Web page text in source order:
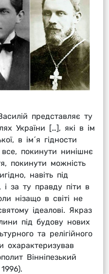
представляє ту
України […], які в ім
в ім´я гідности
покинути нинішнє
покинути можність
навіть під
за ту правду піти в
нізащо в світі не
ідеалові. Якраз
під будову нових
та релігійного
охарактеризував
Вінніпезький